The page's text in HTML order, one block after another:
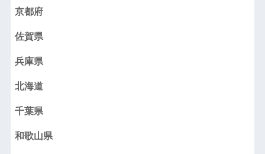
京都府
佐賀県
兵庫県
北海道
千葉県
和歌山県